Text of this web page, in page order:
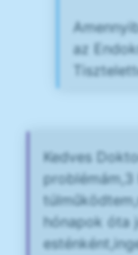
az
Kedves
problémám,3
hónapok óta